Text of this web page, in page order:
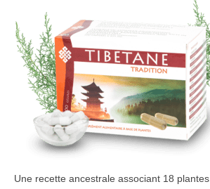
Une recette ancestrale associant 18 plantes.